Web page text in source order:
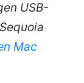
USB-
Mac